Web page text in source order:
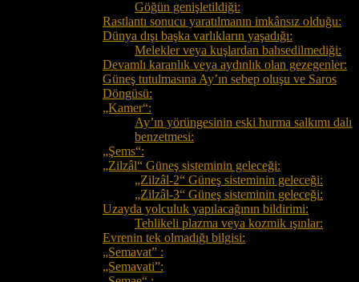
Göğün genişletildiği:
Rastlantı sonucu yaratılmanın imkânsız olduğu:
Dünya dışı başka varlıkların yaşadığı:
Melekler veya kuşlardan bahsedilmediği:
Devamlı karanlık veya aydınlık olan gezegenler:
Güneş tutulmasına Ay’ın sebep oluşu ve Saros
Döngüsü:
„Kamer“:
Ay’ın yörüngesinin eski hurma salkımı dalı
benzetmesi:
„Şems“:
„Zilzâl“ Güneş sisteminin geleceği:
„Zilzâl-2“ Güneş sisteminin geleceği:
„Zilzâl-3“ Güneş sisteminin geleceği:
Uzayda yolculuk yapılacağının bildirimi:
Tehlikeli plazma veya kozmik ışınlar:
Evrenin tek olmadığı bilgisi:
„Semavat” :
„Semavati”: